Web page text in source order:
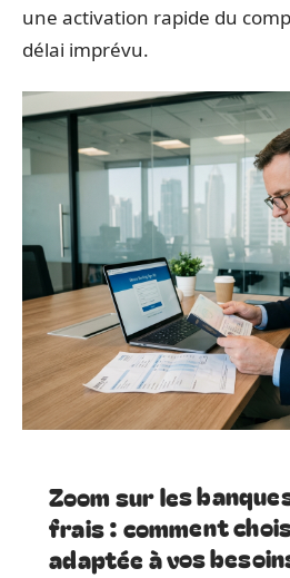
une activation rapide du
délai imprévu.
Zoom sur les
frais : comment
adaptée à vos